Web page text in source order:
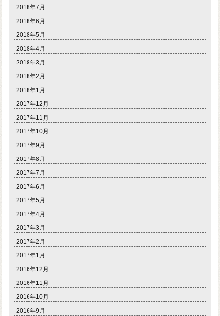
2018年7月
2018年6月
2018年5月
2018年4月
2018年3月
2018年2月
2018年1月
2017年12月
2017年11月
2017年10月
2017年9月
2017年8月
2017年7月
2017年6月
2017年5月
2017年4月
2017年3月
2017年2月
2017年1月
2016年12月
2016年11月
2016年10月
2016年9月